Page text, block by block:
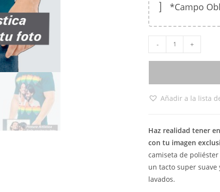
*Campo
- +
Añadir a la lista
Haz realidad tener
con tu imagen
camiseta de
un tacto super suave
lavados.